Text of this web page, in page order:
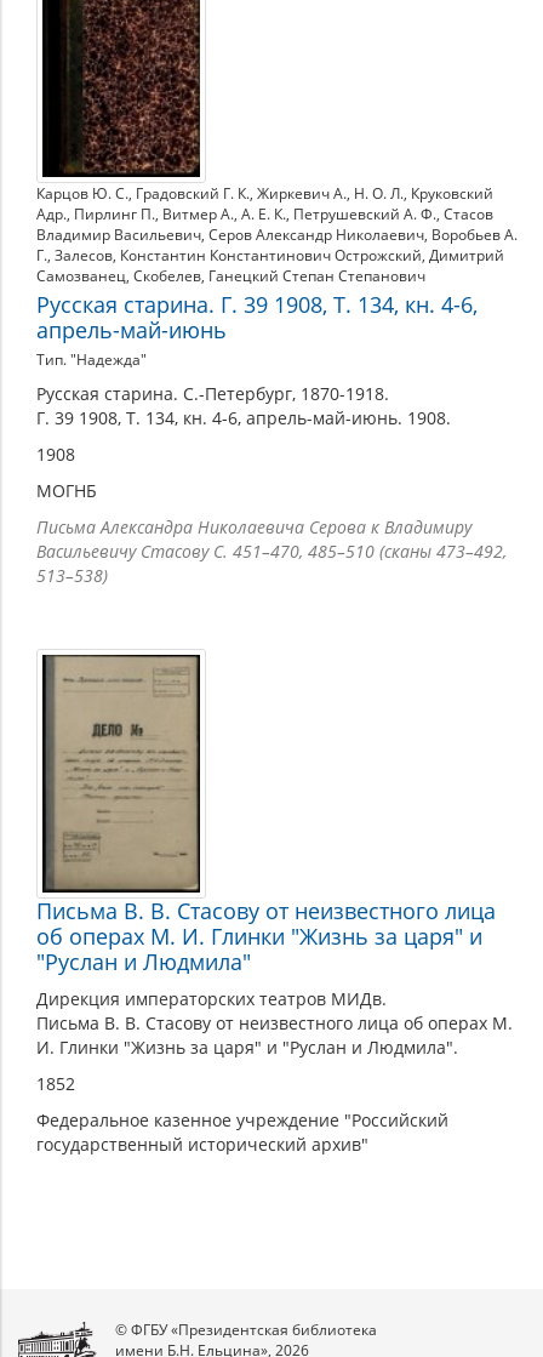
Карцов Ю. С., Градовский Г. К., Жиркевич А., Н. О. Л., Круковский
Адр., Пирлинг П., Витмер А., А. Е. К., Петрушевский А. Ф., Стасов
Владимир Васильевич, Серов Александр Николаевич, Воробьев А.
Г., Залесов, Константин Константинович Острожский, Димитрий
Самозванец, Скобелев, Ганецкий Степан Степанович
Русская старина. Г. 39 1908, Т. 134, кн. 4-6,
апрель-май-июнь
Тип. "Надежда"
Русская старина. С.-Петербург, 1870-1918.
Г. 39 1908, Т. 134, кн. 4-6, апрель-май-июнь. 1908.
1908
МОГНБ
Письма Александра Николаевича Серова к Владимиру
Васильевичу Стасову С. 451–470, 485–510 (сканы 473–492,
513–538)
Письма В. В. Стасову от неизвестного лица
об операх М. И. Глинки "Жизнь за царя" и
"Руслан и Людмила"
Дирекция императорских театров МИДв.
Письма В. В. Стасову от неизвестного лица об операх М.
И. Глинки "Жизнь за царя" и "Руслан и Людмила".
1852
Федеральное казенное учреждение "Российский
государственный исторический архив"
© ФГБУ «Президентская библиотека
имени Б.Н. Ельцина», 2026